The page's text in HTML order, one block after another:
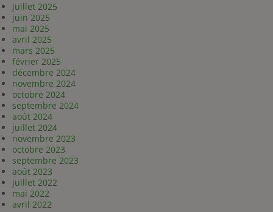
Voir tout
juillet 2025
juin 2025
mai 2025
avril 2025
mars 2025
février 2025
décembre 2024
novembre 2024
octobre 2024
septembre 2024
août 2024
juillet 2024
novembre 2023
octobre 2023
septembre 2023
août 2023
juillet 2022
mai 2022
avril 2022